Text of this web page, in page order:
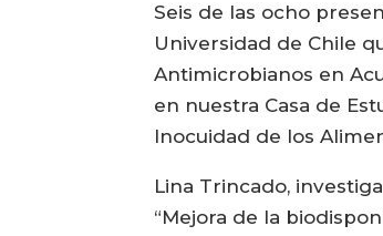
Seis de las ocho
Universidad de Chile
Antimicrobianos en
en nuestra Casa de
Inocuidad de los
Lina Trincado,
“Mejora de la